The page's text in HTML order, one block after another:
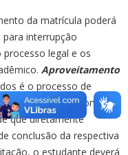
da matrícula poderá
interrupção
legal e os
Aproveitamento
é o processo de
cursados com
que diretamente
conclusão da respectiva
o estudante deverá